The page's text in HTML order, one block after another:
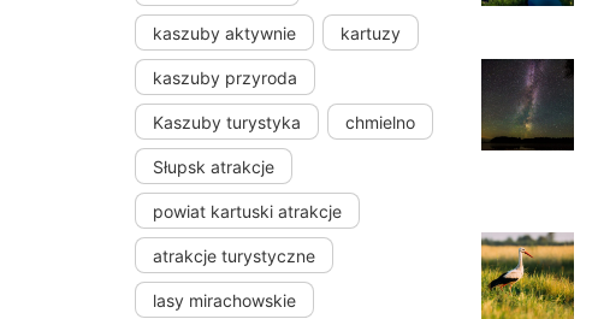
kaszuby aktywnie kartuzy
kaszuby przyroda
Kaszuby turystyka chmielno
Słupsk atrakcje
powiat kartuski atrakcje
atrakcje turystyczne
lasy mirachowskie